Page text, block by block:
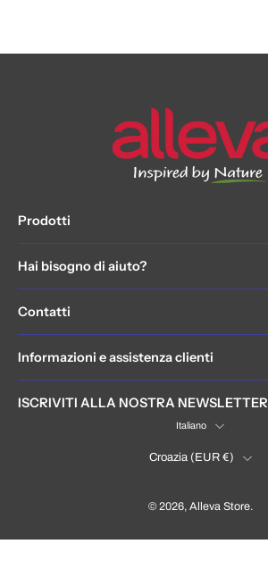
Prodotti
Hai bisogno di aiuto?
Contatti
Informazioni e assistenza clienti
ISCRIVITI ALLA NOSTRA NEWSLETTER
Italiano
Croazia ‎(EUR €)‎
© 2026, Alleva Store.